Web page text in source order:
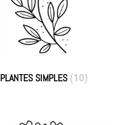
PLANTES SIMPLES (10)